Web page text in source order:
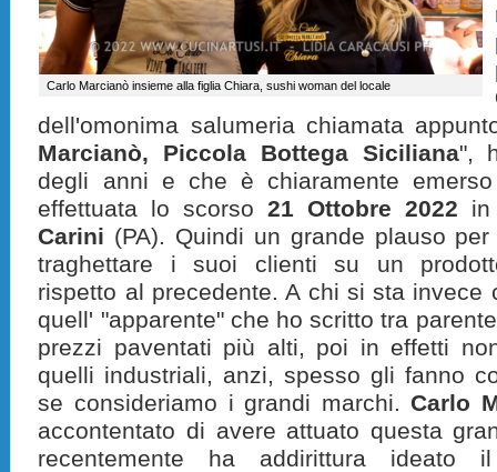
Carlo Marcianò insieme alla figlia Chiara, sushi woman del locale
dell'omonima salumeria chiamata
Marcianò, Piccola Bottega Siciliana",
degli anni e che è chiaramente
effettuata lo scorso21 Ottobre 2022
Carini (PA). Quindi un grande plauso
traghettare i suoi clienti su un
rispetto al precedente. A chi si sta invece
quell' "apparente" che ho scritto tra
prezzi paventati più alti, poi in effetti
quelli industriali, anzi, spesso gli fanno
se consideriamo i grandi marchi. Carlo
accontentato di avere attuato questa
recentemente ha addirittura